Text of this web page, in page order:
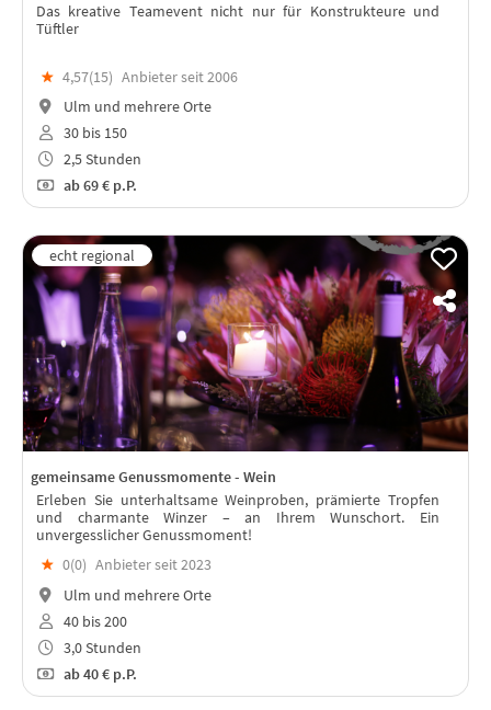
Das kreative Teamevent nicht nur für Konstrukteure und
Tüftler
★ 4,57(15) Anbieter seit 2006
Ulm und mehrere Orte
30 bis 150
2,5 Stunden
ab69 € p.P.
gemeinsame Genussmomente - Wein
Erleben Sie unterhaltsame Weinproben, prämierte Tropfen
und charmante Winzer – an Ihrem Wunschort. Ein
unvergesslicher Genussmoment!
★ 0(0) Anbieter seit 2023
Ulm und mehrere Orte
40 bis 200
3,0 Stunden
ab40 € p.P.